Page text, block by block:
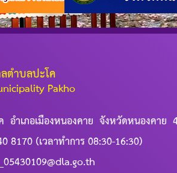
ตำบลปะโค
Pakho
อำเภอเมืองหนองคาย จังหวัดหนองคาย
8170 (เวลาทำการ 08:30-16:30)